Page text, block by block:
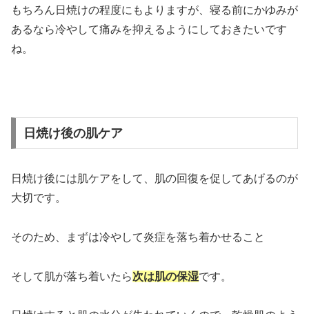
もちろん日焼けの程度にもよりますが、寝る前にかゆみが
あるなら冷やして痛みを抑えるようにしておきたいです
ね。
日焼け後の肌ケア
日焼け後には肌ケアをして、肌の回復を促してあげるのが
大切です。
そのため、まずは冷やして炎症を落ち着かせること
そして肌が落ち着いたら次は肌の保湿です。